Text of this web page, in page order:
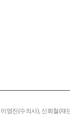
이영진(수의사), 신희철(재